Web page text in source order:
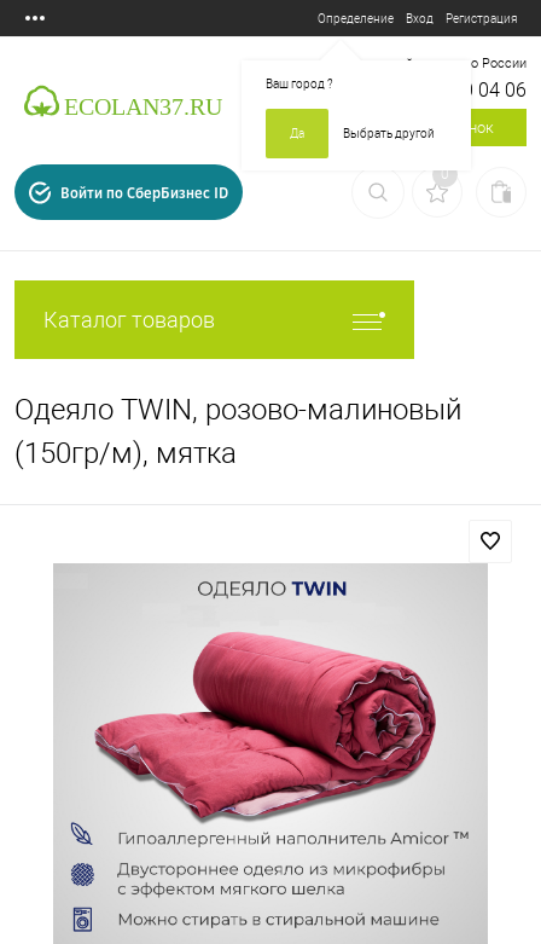
Определение
Ваш город?
Да Выбрать другой
Вход Регистрация
Бесплатный звонок по России
8 800 700 04 06
Заказать звонок
Войти по СберБизнес ID
0
Каталог товаров
Одеяло TWIN, розово-малиновый
(150гр/м), мятка